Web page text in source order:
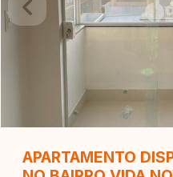
APARTAMENTO